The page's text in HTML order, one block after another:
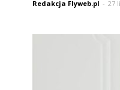
Redakcja Flyweb.pl - 27